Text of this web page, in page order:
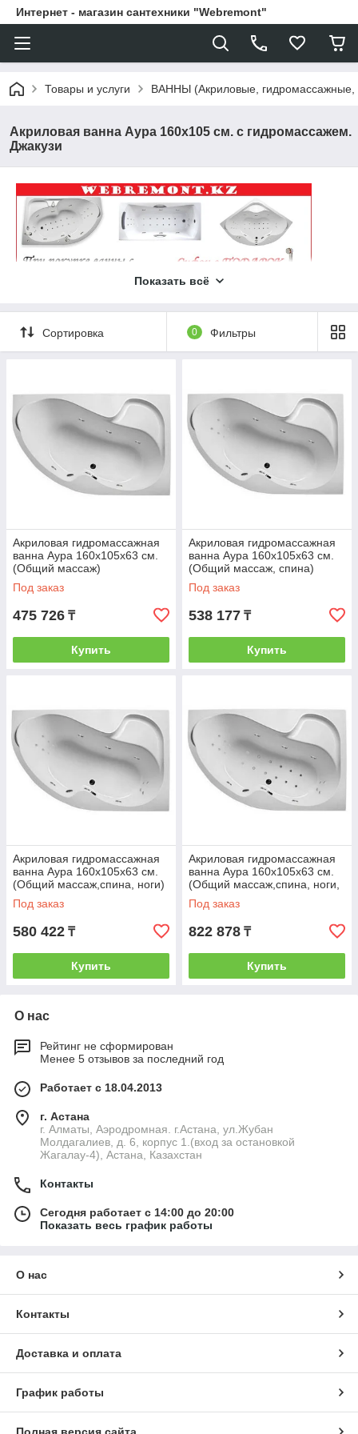
Интернет - магазин сантехники "Webremont"
Товары и услуги ВАННЫ (Акриловые,
Акриловая ванна Аура 160х105 см. с гидромассажем.
Джакузи
Показать всё
Сортировка 0 Фильтры
Акриловая гидромассажная
ванна Аура 160х105х63 см.
(Общий массаж)
Под заказ
475 726 ₸
Купить
Акриловая гидромассажная
ванна Аура 160х105х63 см.
(Общий массаж, спина)
Под заказ
538 177 ₸
Купить
Акриловая гидромассажная
ванна Аура 160х105х63 см.
(Общий массаж,спина, ноги)
Под заказ
580 422 ₸
Купить
Акриловая гидромассажная
ванна Аура 160х105х63 см.
(Общий массаж,спина, ноги,
дно)
Под заказ
822 878 ₸
Купить
О нас
Рейтинг не сформирован
Менее 5 отзывов за последний год
Работает с 18.04.2013
г. Астана
г. Алматы, Аэродромная. г.Астана, ул.Жубан
Молдагалиев, д. 6, корпус 1.(вход за остановкой
Жагалау-4), Астана, Казахстан
Контакты
Сегодня работает с 14:00 до 20:00
Показать весь график работы
О нас
Контакты
Доставка и оплата
График работы